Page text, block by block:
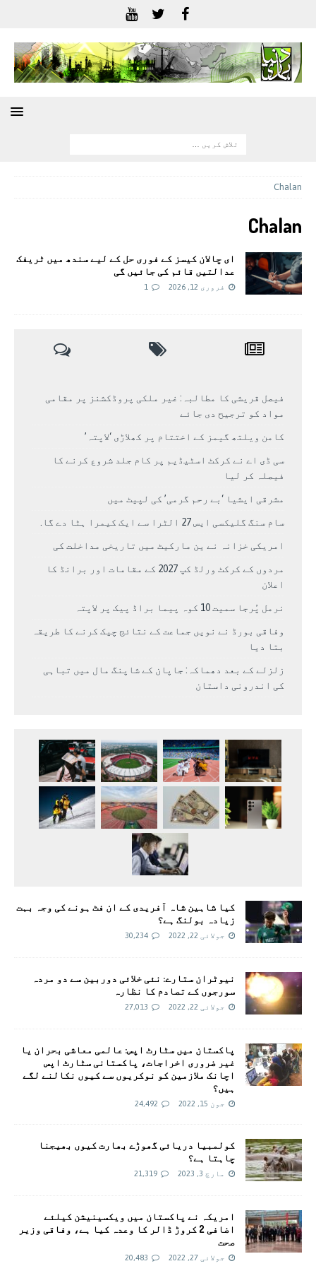
Chalan
Chalan
ای چالان کیسز کے فوری حل کے لیے سندھ میں ٹریفک
عدالتیں قائم کی جائیں گی
فروری 12, 2026 1
فیصل قریشی کا مطالبہ: غیر ملکی پروڈکشنز پر مقامی
مواد کو ترجیح دی جائے
کامن ویلتھ گیمز کے اختتام پر کھلاڑی ‘لاپتہ’
سی ڈی اے نے کرکٹ اسٹیڈیم پر کام جلد شروع کرنے کا
فیصلہ کر لیا
مشرقی ایشیا ‘بے رحم گرمی’ کی لپیٹ میں
سام سنگ گلیکسی ایس 27 الٹرا سے ایک کیمرا ہٹا دے گا.
امریکی خزانہ نے ین مارکیٹ میں تاریخی مداخلت کی
مردوں کے کرکٹ ورلڈ کپ 2027 کے مقامات اور برانڈ کا
اعلان
نرمل پُرجا سمیت 10 کوہ پیما براڈ پیک پر لاپتہ
وفاقی بورڈ نے نویں جماعت کے نتائج چیک کرنے کا طریقہ
بتا دیا
زلزلے کے بعد دھماکہ: جاپان کے شاپنگ مال میں تباہی
کی اندرونی داستان
کیا شاہین شاہ آفریدی کے ان فٹ ہونے کی وجہ بہت
زیادہ بولنگ ہے؟
جولائی 22, 2022 30,234
نیوٹران ستارے: نئی خلائی دوربین سے دو مردہ
سورجوں کے تصادم کا نظارہ
جولائی 22, 2022 27,013
پاکستان میں سٹارٹ اپس: عالمی معاشی بحران یا
غیر ضروری اخراجات، پاکستانی سٹارٹ اپس
اچانک ملازمین کو نوکریوں سے کیوں نکالنے لگے
ہیں؟
جون 15, 2022 24,492
کولمبیا دریائی گھوڑے بھارت کیوں بھیجنا
چاہتا ہے؟
مارچ 3, 2023 21,319
امريکہ نے پاکستان میں ویکسینیشن کیلئے
اضافی 2 کروڑ ڈالر کا وعدہ کیا ہے، وفاقی وزیر
صحت
جولائی 27, 2022 20,483